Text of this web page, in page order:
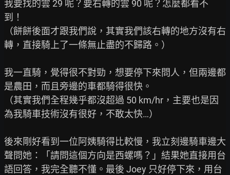
我要找的雲 29 呢？要右轉的雲 90 呢？怎麼都看不
到！
（餅餅後面才跟我們說，其實我們該右轉的地方沒有右
轉，直接騎上了一條無止盡的不歸路。）
我一直騎，覺得很不對勁，想要停下來問人，但兩邊都
是農田，而且旁邊的車都騎得很快。
（其實我們全程幾乎都沒超過 50 km/hr，主要也是因
為我騎車技術沒有很好，不敢太快…）
後來剛好看到一位阿姨騎得比較慢，我立刻邊騎車邊大
聲問她：「請問這個方向是西螺嗎？」結果她直接用台
語回答，我完全聽不懂。最後 Joey 只好停下來，用台